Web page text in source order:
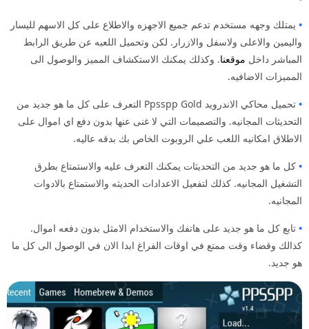
• يمتلك وجهه مستخدم تدعم جميع الاجهزه والاطلاع على كل الاسهم لليسار
واليمين والاعلى ولاسفل والازرار. لكن وتحميل اللعبه عن طريق الرابط
المباشر داخل موقعنا. وكذلك يمكنك الاستكشاف المميز والوصول الى
المميزات الاضافيه.
•
تحميل محاكي الاندرويد Ppsspp Gold التعرف على كل ما هو جديد من
التحديثات المجانيه. والتصميمات التي لا غنى عنها بدون دفع اي اموال على
الاطلاق امكانيه اللعب علي الروبوت الخاص بك بدقه عاليه.
• كل ما هو جديد من التحديثات يمكنك التعرف عليه والاستمتاع بطرق
التشغيل المجانيه. كذلك لتفعيل الاعدادات الحديثه والاستمتاع بالادوات
المجانيه.
• تابع كل ما هو جديد على هاتفك والاستخدام الامثل بدون دفعه اموال.
كذالك وقضاء وقت ممتع في اوقات الفراغ ابدا الان في الوصول الى كل ما
هو جديد.